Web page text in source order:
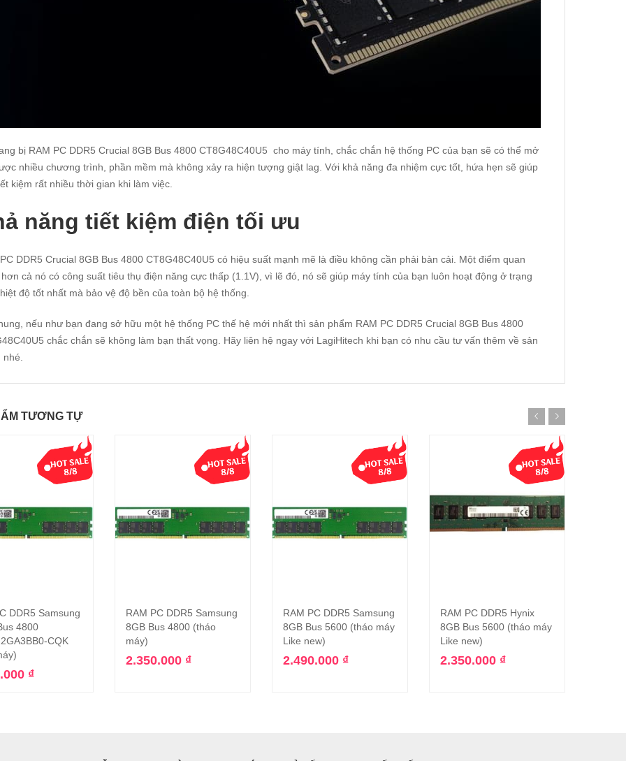
bị RAM PC DDR5 Crucial 8GB Bus 4800 CT8G48C40U5 cho máy tính, chắc chắn hệ thống PC của bạn sẽ có thể mở
nhiều chương trình, phần mềm mà không xảy ra hiện tượng giật lag. Với khả năng đa nhiệm cực tốt, hứa hẹn sẽ giúp
kiệm rất nhiều thời gian khi làm việc.
năng tiết kiệm điện tối ưu
DDR5 Crucial 8GB Bus 4800 CT8G48C40U5 có hiệu suất mạnh mẽ là điều không cần phải bàn cải. Một điểm quan
cả nó có công suất tiêu thụ điện năng cực thấp (1.1V), vì lẽ đó, nó sẽ giúp máy tính của bạn luôn hoạt động ở trạng
độ tốt nhất mà bảo vệ độ bền của toàn bộ hệ thống.
nếu như bạn đang sở hữu một hệ thống PC thế hệ mới nhất thì sản phẩm RAM PC DDR5 Crucial 8GB Bus 4800
chắc chắn sẽ không làm bạn thất vọng. Hãy liên hệ ngay với LagiHitech khi bạn có nhu cầu tư vấn thêm về sản
nhé.
TƯƠNG TỰ
vào giỏ hàng
DDR5 Samsung
4800
CQK
₫
Thêm vào giỏ hàng
RAM PC DDR5 Samsung
8GB Bus 4800 (tháo
máy)
2.350.000 ₫
Thêm vào giỏ hàng
RAM PC DDR5 Samsung
8GB Bus 5600 (tháo máy
Like new)
2.490.000 ₫
Thêm vào giỏ hàng
RAM PC DDR5 Hynix
8GB Bus 5600 (tháo máy
Like new)
2.350.000 ₫